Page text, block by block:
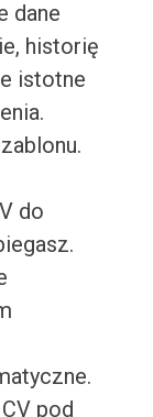
dane
historię
istotne
do
pod